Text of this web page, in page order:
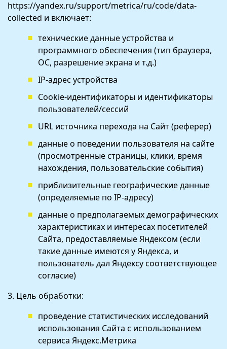
https://yandex.ru/support/metrica/ru/code/data-
collected и включает:
технические данные устройства и
программного обеспечения (тип браузера,
ОС, разрешение экрана и т.д.)
IP‑адрес устройства
Cookie‑идентификаторы и идентификаторы
пользователей/сессий
URL источника перехода на Сайт (реферер)
данные о поведении пользователя на сайте
(просмотренные страницы, клики, время
нахождения, пользовательские события)
приблизительные географические данные
(определяемые по IP‑адресу)
данные о предполагаемых демографических
характеристиках и интересах посетителей
Сайта, предоставляемые Яндексом (если
такие данные имеются у Яндекса, и
пользователь дал Яндексу соответствующее
согласие)
3. Цель обработки:
проведение статистических исследований
использования Сайта с использованием
сервиса Яндекс.Метрика